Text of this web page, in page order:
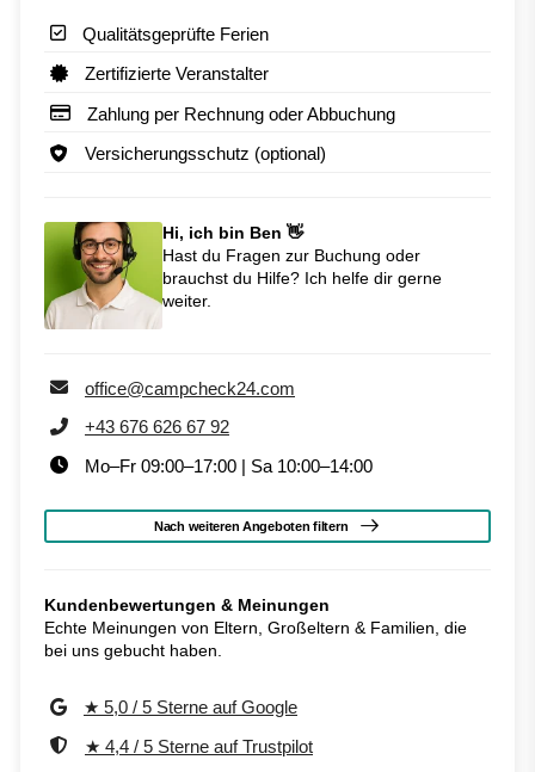
Qualitätsgeprüfte Ferien
Zertifizierte Veranstalter
Zahlung per Rechnung oder Abbuchung
Versicherungsschutz (optional)
Hi, ich bin Ben 👋
Hast du Fragen zur Buchung oder
brauchst du Hilfe? Ich helfe dir gerne
weiter.
office@campcheck24.com
+43 676 626 67 92
Mo–Fr 09:00–17:00 | Sa 10:00–14:00
Nach weiteren Angeboten filtern
Kundenbewertungen & Meinungen
Echte Meinungen von Eltern, Großeltern & Familien, die
bei uns gebucht haben.
★ 5,0 / 5 Sterne auf Google
★ 4,4 / 5 Sterne auf Trustpilot